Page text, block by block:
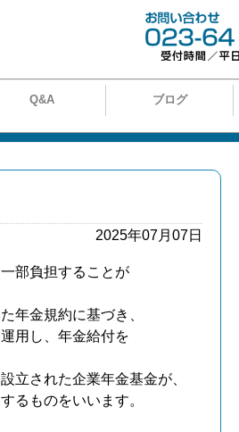
Q&A ブログ
2025年07月07日
部負担することが
年金規約に基づき、
用し、年金給付を
立された企業年金基金が、
るものをいいます。